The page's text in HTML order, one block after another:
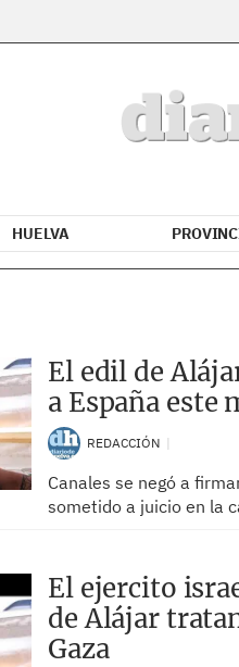
HUELVA
El edil de
a España este
REDACCIÓN
Canales se negó a
sometido a juicio en la
El ejercito
de Alájar
Gaza